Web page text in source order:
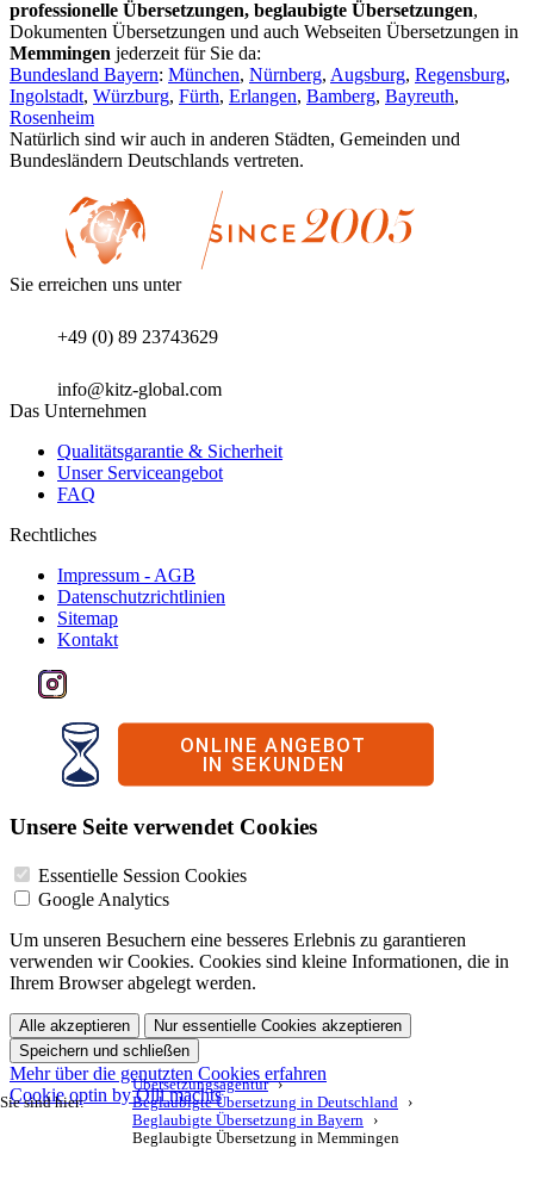
Sie sind hier:
Übersetzungsagentur
Beglaubigte Übersetzung in Deutschland
Beglaubigte Übersetzung in Bayern
Beglaubigte Übersetzung in Memmingen
professionelle Übersetzungen, beglaubigte Übersetzungen,
Dokumenten Übersetzungen und auch Webseiten Übersetzungen in
Memmingen jederzeit für Sie da:
Bundesland Bayern: München, Nürnberg, Augsburg, Regensburg,
Ingolstadt, Würzburg, Fürth, Erlangen, Bamberg, Bayreuth,
Rosenheim
Natürlich sind wir auch in anderen Städten, Gemeinden und
Bundesländern Deutschlands vertreten.
Sie erreichen uns unter
+49 (0) 89 23743629
info@kitz-global.com
Das Unternehmen
Qualitätsgarantie & Sicherheit
Unser Serviceangebot
FAQ
Rechtliches
Impressum - AGB
Datenschutzrichtlinien
Sitemap
Kontakt
Unsere Seite verwendet Cookies
Essentielle Session Cookies
Google Analytics
Um unseren Besuchern eine besseres Erlebnis zu garantieren
verwenden wir Cookies. Cookies sind kleine Informationen, die in
Ihrem Browser abgelegt werden.
Alle akzeptieren
Nur essentielle Cookies akzeptieren
Speichern und schließen
Mehr über die genutzten Cookies erfahren
Cookie optin by Olli machts